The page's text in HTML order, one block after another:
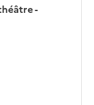
-